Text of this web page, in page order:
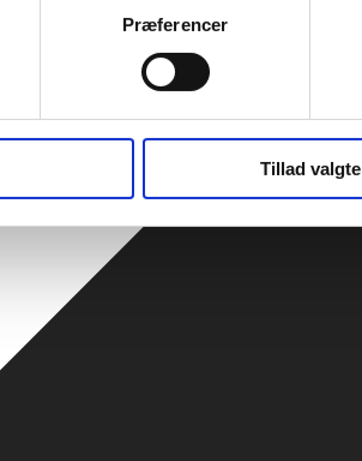
Præferencer
Tillad valgte